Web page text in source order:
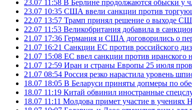
23.07 11:58 В Берлине продолжаются обыски у
23.07 10:35 США ввели санкции против
22.07 13:57 Трамп принял решение о выходе
22.07 11:53 Великобритания добавила в
21.07 17:36 Германия и США договорились о
21.07 16:21 Санкции ЕС против российского
21.07 15:08 ЕС ввел санкции против иранского
21.07 12:59 Иран и страны Европы 25 июля
21.07 08:54 Россия резко нарастила уровень
18.07 18:05 В Беларуси приняты допмеры по
18.07 11:19 Китай обвинил иностранные
18.07 11:11 Молдова примет участие в учениях